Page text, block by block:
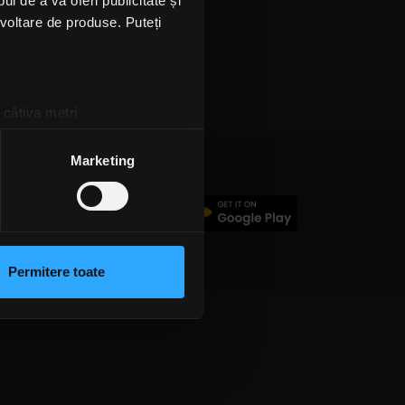
de produse. Puteți
metri
la
secțiunea cu detalii
cu privire la modul în
urma folosirii serviciilor
Marketing
Permitere toate